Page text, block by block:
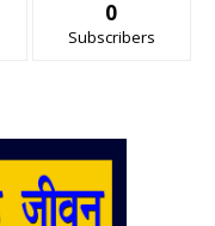
0
Subscribers